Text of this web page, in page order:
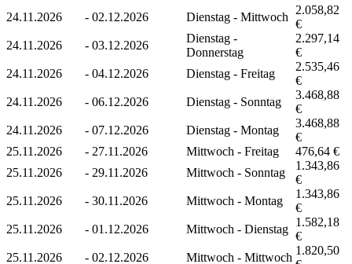
24.11.2026
- 02.12.2026 Dienstag - Mittwoch
2.058,82
€
24.11.2026
- 03.12.2026
Dienstag -
Donnerstag
2.297,14
€
24.11.2026
- 04.12.2026 Dienstag - Freitag
2.535,46
€
24.11.2026
- 06.12.2026 Dienstag - Sonntag
3.468,88
€
24.11.2026
- 07.12.2026 Dienstag - Montag
3.468,88
€
25.11.2026
- 27.11.2026 Mittwoch - Freitag
476,64 €
25.11.2026
- 29.11.2026 Mittwoch - Sonntag
1.343,86
€
25.11.2026
- 30.11.2026 Mittwoch - Montag
1.343,86
€
25.11.2026
- 01.12.2026 Mittwoch - Dienstag
1.582,18
€
25.11.2026
- 02.12.2026 Mittwoch - Mittwoch
1.820,50